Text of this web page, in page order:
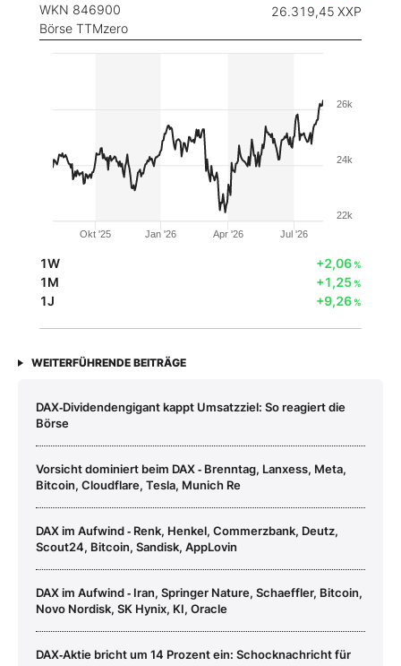
WKN 846900
Börse TTMzero
26.319,45 XXP
Okt '25 Jan '26 Apr '26 Jul '26
22k
24k
26k
1W +2,06%
1M +1,25%
1J +9,26%
WEITERFÜHRENDE BEITRÄGE
DAX‑Dividendengigant kappt Umsatzziel: So reagiert die
Börse
Vorsicht dominiert beim DAX ‑ Brenntag, Lanxess, Meta,
Bitcoin, Cloudflare, Tesla, Munich Re
DAX im Aufwind ‑ Renk, Henkel, Commerzbank, Deutz,
Scout24, Bitcoin, Sandisk, AppLovin
DAX im Aufwind ‑ Iran, Springer Nature, Schaeffler, Bitcoin,
Novo Nordisk, SK Hynix, KI, Oracle
DAX‑Aktie bricht um 14 Prozent ein: Schocknachricht für